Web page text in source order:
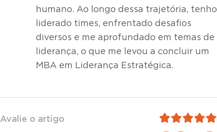
humano. Ao longo dessa trajetória, tenho
liderado times, enfrentado desafios
diversos e me aprofundado em temas de
liderança, o que me levou a concluir um
MBA em Liderança Estratégica.
Avalie o artigo